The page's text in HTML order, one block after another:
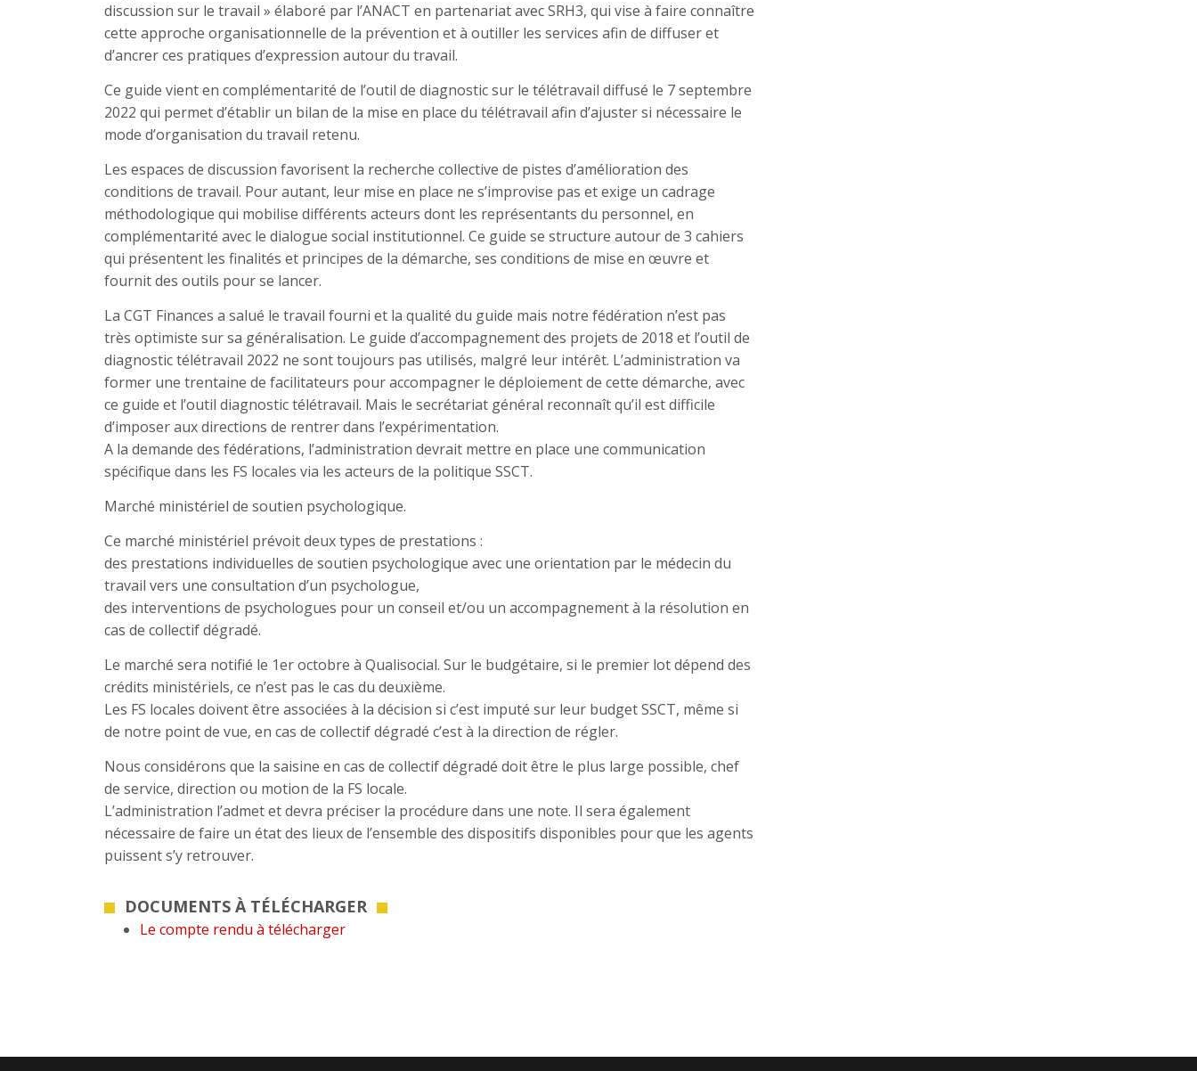
discussion sur le travail » élaboré par l’ANACT en partenariat avec SRH3, qui vise à faire connaître
cette approche organisationnelle de la prévention et à outiller les services afin de diffuser et
d’ancrer ces pratiques d’expression autour du travail.
Ce guide vient en complémentarité de l’outil de diagnostic sur le télétravail diffusé le 7 septembre
2022 qui permet d’établir un bilan de la mise en place du télétravail afin d’ajuster si nécessaire le
mode d’organisation du travail retenu.
Les espaces de discussion favorisent la recherche collective de pistes d’amélioration des
conditions de travail. Pour autant, leur mise en place ne s’improvise pas et exige un cadrage
méthodologique qui mobilise différents acteurs dont les représentants du personnel, en
complémentarité avec le dialogue social institutionnel. Ce guide se structure autour de 3 cahiers
qui présentent les finalités et principes de la démarche, ses conditions de mise en œuvre et
fournit des outils pour se lancer.
La CGT Finances a salué le travail fourni et la qualité du guide mais notre fédération n’est pas
très optimiste sur sa généralisation. Le guide d’accompagnement des projets de 2018 et l’outil de
diagnostic télétravail 2022 ne sont toujours pas utilisés, malgré leur intérêt. L’administration va
former une trentaine de facilitateurs pour accompagner le déploiement de cette démarche, avec
ce guide et l’outil diagnostic télétravail. Mais le secrétariat général reconnaît qu’il est difficile
d’imposer aux directions de rentrer dans l’expérimentation.
A la demande des fédérations, l’administration devrait mettre en place une communication
spécifique dans les FS locales via les acteurs de la politique SSCT.
Marché ministériel de soutien psychologique.
Ce marché ministériel prévoit deux types de prestations :
des prestations individuelles de soutien psychologique avec une orientation par le médecin du
travail vers une consultation d’un psychologue,
des interventions de psychologues pour un conseil et/ou un accompagnement à la résolution en
cas de collectif dégradé.
Le marché sera notifié le 1er octobre à Qualisocial. Sur le budgétaire, si le premier lot dépend des
crédits ministériels, ce n’est pas le cas du deuxième.
Les FS locales doivent être associées à la décision si c’est imputé sur leur budget SSCT, même si
de notre point de vue, en cas de collectif dégradé c’est à la direction de régler.
Nous considérons que la saisine en cas de collectif dégradé doit être le plus large possible, chef
de service, direction ou motion de la FS locale.
L’administration l’admet et devra préciser la procédure dans une note. Il sera également
nécessaire de faire un état des lieux de l’ensemble des dispositifs disponibles pour que les agents
puissent s’y retrouver.
DOCUMENTS À TÉLÉCHARGER
Le compte rendu à télécharger